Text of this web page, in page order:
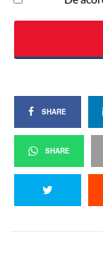
SHARE
SHARE